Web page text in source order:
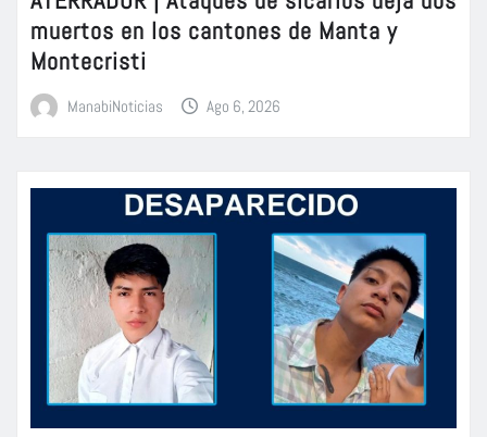
muertos en los cantones de Manta y
Montecristi
ManabiNoticias Ago 6, 2026